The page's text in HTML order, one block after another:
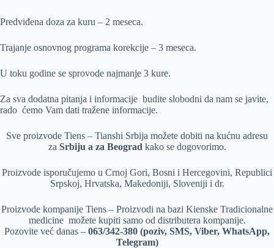
Predviđena doza za kuru – 2 meseca.
Trajanje osnovnog programa korekcije – 3 meseca.
U toku godine se sprovode najmanje 3 kure.
Za sva dodatna pitanja i informacije budite slobodni da nam se javite,
rado ćemo Vam dati tražene informacije.
Sve proizvode Tiens – Tianshi Srbija možete dobiti na kućnu adresu
za Srbiju a za Beograd kako se dogovorimo.
Proizvode isporučujemo u Crnoj Gori, Bosni i Hercegovini, Republici
Srpskoj, Hrvatska, Makedoniji, Sloveniji i dr.
Proizvode kompanije Tiens – Proizvodi na bazi Kienske Tradicionalne
medicine možete kupiti samo od distributera kompanije.
Pozovite već danas – 063/342-380 (poziv, SMS, Viber, WhatsApp,
Telegram)